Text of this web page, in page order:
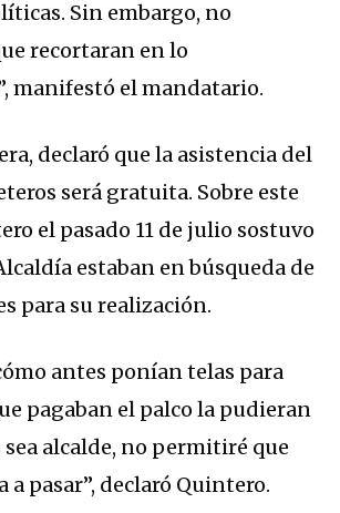
Sin embargo, no
recortaran en lo
manifestó el mandatario.
declaró que la asistencia del
será gratuita. Sobre este
el pasado 11 de julio sostuvo
estaban en búsqueda de
para su realización.
antes ponían telas para
pagaban el palco la pudieran
alcalde, no permitiré que
a pasar”, declaró Quintero.